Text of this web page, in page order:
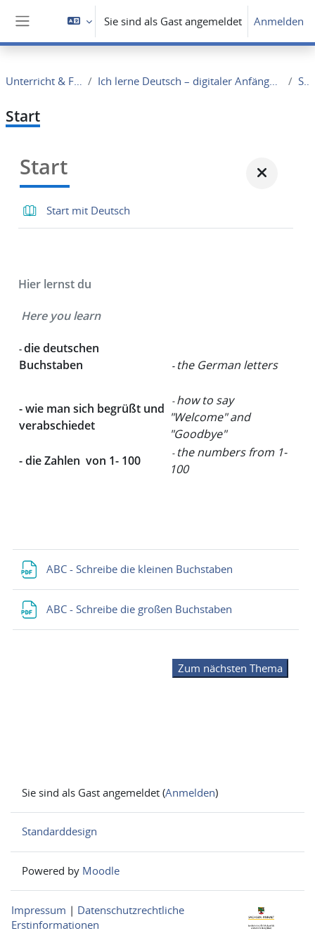
Website-Übersicht
Sie sind als Gast angemeldet Anmelden
Unterricht & Fortbildung Ich lerne Deutsch – digitaler Anfängerkurs für Zugewanderte Start
Start
Start
Start mit Deutsch
Hier lernst du
Here you learn
-die deutschen
Buchstaben
- the German letters
-wie man sich begrüßt und
verabschiedet
-how to say
"Welcome" and
"Goodbye"
-die Zahlen von 1- 100 - the numbers from 1-
100
ABC - Schreibe die kleinen Buchstaben
ABC - Schreibe die großen Buchstaben
Zum nächsten Thema
Sie sind als Gast angemeldet (Anmelden)
Standarddesign
Powered by Moodle
Impressum | Datenschutzrechtliche
Erstinformationen